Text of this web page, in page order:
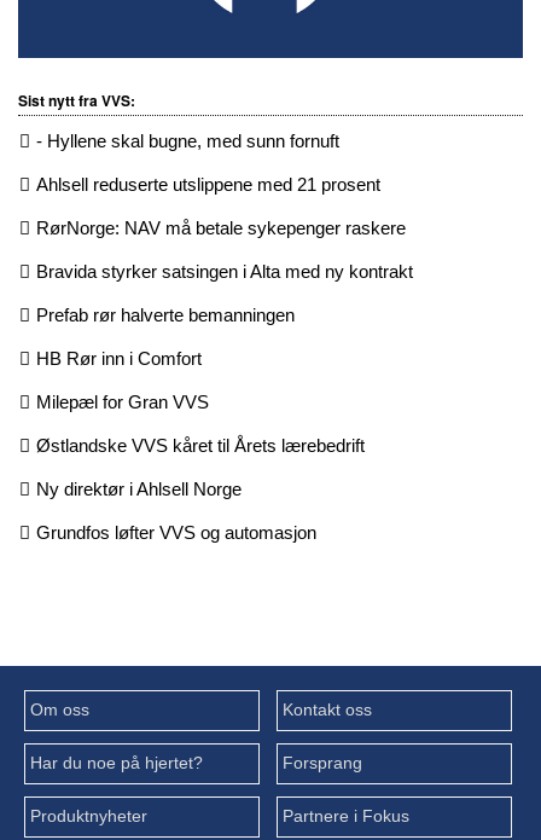
Sist nytt fra VVS:
- Hyllene skal bugne, med sunn fornuft
Ahlsell reduserte utslippene med 21 prosent
RørNorge: NAV må betale sykepenger raskere
Bravida styrker satsingen i Alta med ny kontrakt
Prefab rør halverte bemanningen
HB Rør inn i Comfort
Milepæl for Gran VVS
Østlandske VVS kåret til Årets lærebedrift
Ny direktør i Ahlsell Norge
Grundfos løfter VVS og automasjon
Om oss Kontakt oss
Har du noe på hjertet? Forsprang
Produktnyheter Partnere i Fokus